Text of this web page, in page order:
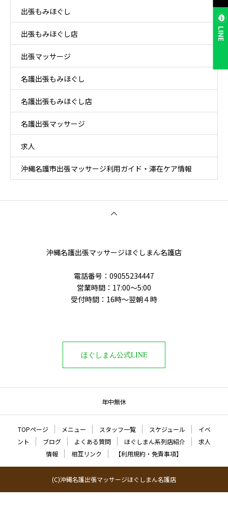
LINE
出張もみほぐし
出張もみほぐし店
出張マッサージ
名護出張もみほぐし
名護出張もみほぐし店
名護出張マッサージ
求人
沖縄名護市出張マッサージ利用ガイド・滞在ケア情報
沖縄名護出張マッサージほぐしまん名護店
電話番号‭：09055234447
営業時間：17:00～5:00
受付時間：16時〜翌朝４時
ほぐしまん公式LINE
年中無休
TOPページ メニュー スタッフ一覧 スケジュール
イベ
ント
ブログ よくある質問 ほぐしまん系列店紹介
求人
情報
相互リンク 【利用規約・免責事項】
(C)沖縄名護出張マッサージほぐしまん名護店